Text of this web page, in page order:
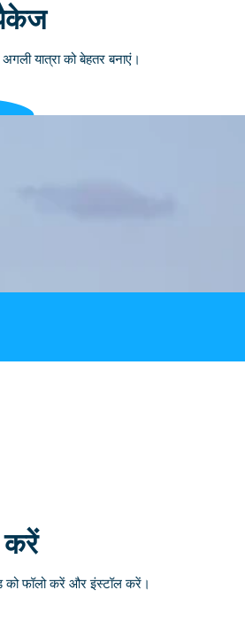
यात्रा को बेहतर बनाएं।
को फॉलो करें और इंस्टॉल करें।